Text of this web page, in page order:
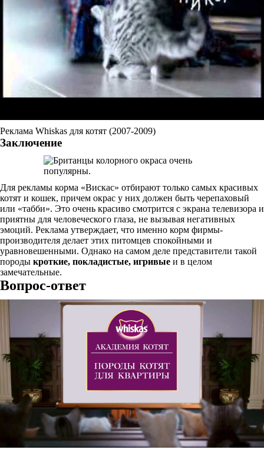
Реклама Whiskas для котят (2007-2009)
Заключение
Для рекламы корма «Вискас» отбирают только самых красивых
котят и кошек, причем окрас у них должен быть черепаховый
или «табби». Это очень красиво смотрится с экрана телевизора и
приятны для человеческого глаза, не вызывая негативных
эмоций. Реклама утверждает, что именно корм фирмы-
производителя делает этих питомцев спокойными и
уравновешенными. Однако на самом деле представители такой
породы кроткие, покладистые, игривые и в целом
замечательные.
Вопрос-ответ